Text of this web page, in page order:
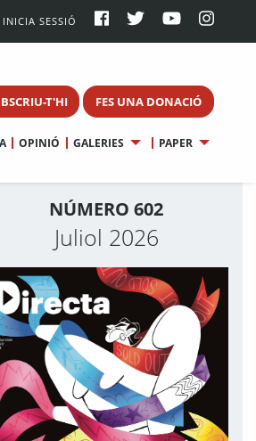
INICIA SESSIÓ
T'HI FES UNA DONACIÓ
OPINIÓ GALERIES PAPER
NÚMERO 602
Juliol 2026